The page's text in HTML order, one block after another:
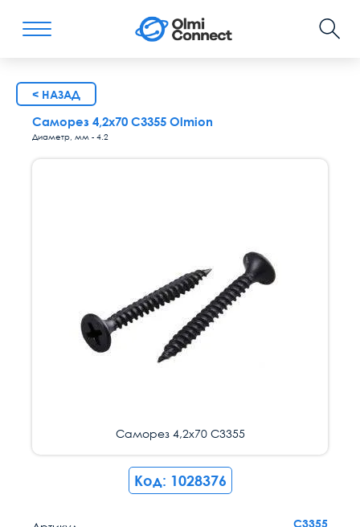
< НАЗАД
Саморез 4,2х70 С3355 Olmion
Диаметр, мм - 4.2
Саморез 4,2х70 С3355
Код: 1028376
С3355